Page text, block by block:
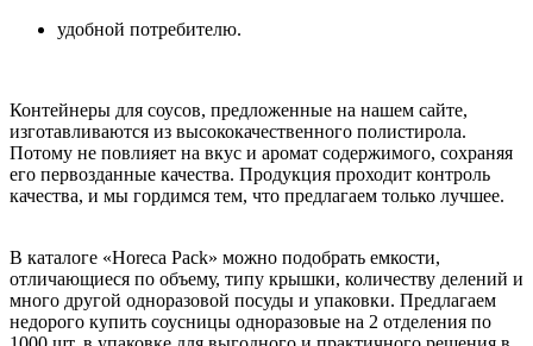
удобной потребителю.
Контейнеры для соусов, предложенные на нашем сайте,
изготавливаются из высококачественного полистирола.
Потому не повлияет на вкус и аромат содержимого, сохраняя
его первозданные качества. Продукция проходит контроль
качества, и мы гордимся тем, что предлагаем только лучшее.
В каталоге «Horeca Рack» можно подобрать емкости,
отличающиеся по объему, типу крышки, количеству делений и
много другой одноразовой посуды и упаковки. Предлагаем
недорого купить соусницы одноразовые на 2 отделения по